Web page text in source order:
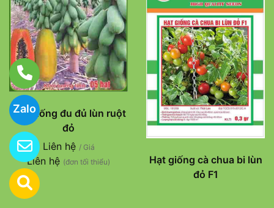
Zalo
Hạt giống đu đủ lùn ruột
đỏ
Liên hệ / Giá
Liên hệ (đơn tối thiểu)
Hạt giống cà chua bi lùn
đỏ F1